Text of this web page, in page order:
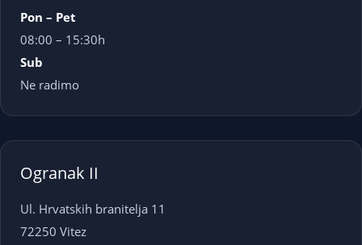
Pon – Pet
08:00 – 15:30h
Sub
Ne radimo
Ogranak II
Ul. Hrvatskih branitelja 11
72250 Vitez